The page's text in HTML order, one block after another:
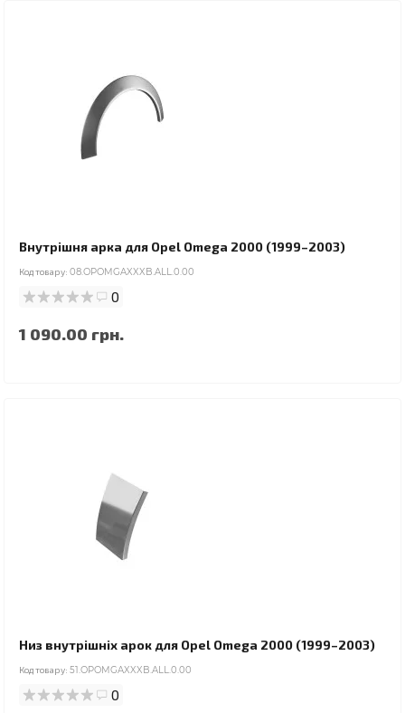
Внутрішня арка для Opel Omega 2000 (1999–2003)
Код товару: 08.OPOMGAXXXB.ALL.0.00
0
1 090.00 грн.
Низ внутрішніх арок для Opel Omega 2000 (1999–2003)
Код товару: 51.OPOMGAXXXB.ALL.0.00
0